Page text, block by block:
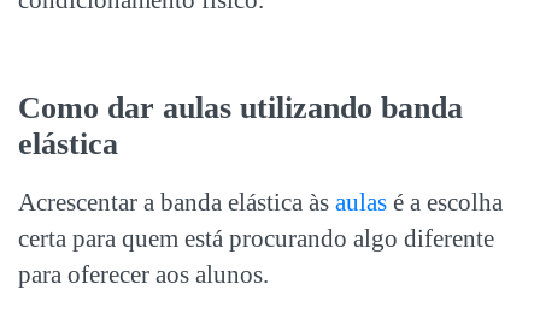
Como dar aulas utilizando banda
elástica
Acrescentar a banda elástica às aulas é a escolha
certa para quem está procurando algo diferente
para oferecer aos alunos.